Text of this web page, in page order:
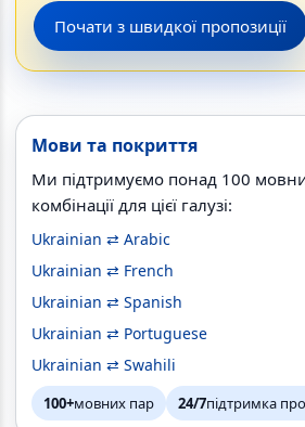
Почати з швидкої пропозиції
Мови та покриття
Ми підтримуємо понад 100
комбінації для цієї галузі:
Ukrainian ⇄ Arabic
Ukrainian ⇄ French
Ukrainian ⇄ Spanish
Ukrainian ⇄ Portuguese
Ukrainian ⇄ Swahili
100+мовних пар 24/7підтримка